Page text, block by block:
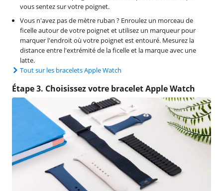
vous sentez sur votre poignet.
Vous n'avez pas de mètre ruban ? Enroulez un morceau de
ficelle autour de votre poignet et utilisez un marqueur pour
marquer l'endroit où votre poignet est entouré. Mesurez la
distance entre l'extrémité de la ficelle et la marque avec une
latte.
Tout sur les bracelets Apple Watch
Étape 3. Choisissez votre bracelet Apple Watch